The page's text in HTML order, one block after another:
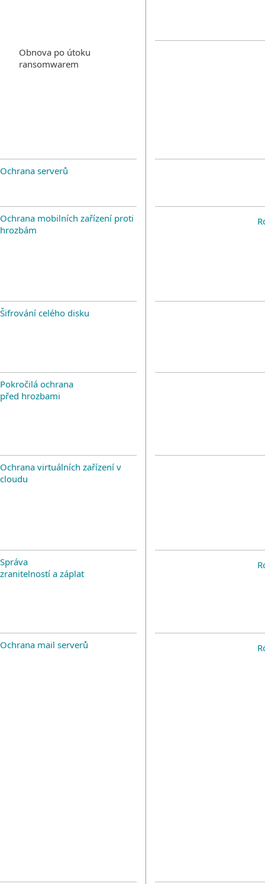
Obnova po útoku
ransomwarem
Ochrana serverů
Ochrana mobilních zařízení proti
hrozbám
Šifrování celého disku
Pokročilá ochrana
před hrozbami
Ochrana virtuálních zařízení v
cloudu
Správa
zranitelností a záplat
Ochrana mail serverů